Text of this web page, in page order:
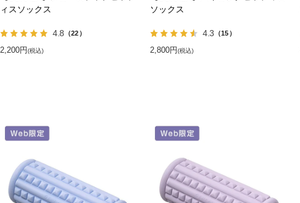
ィスソックス
4.8 （22）
2,200円(税込)
ソックス
4.3 （15）
2,800円(税込)